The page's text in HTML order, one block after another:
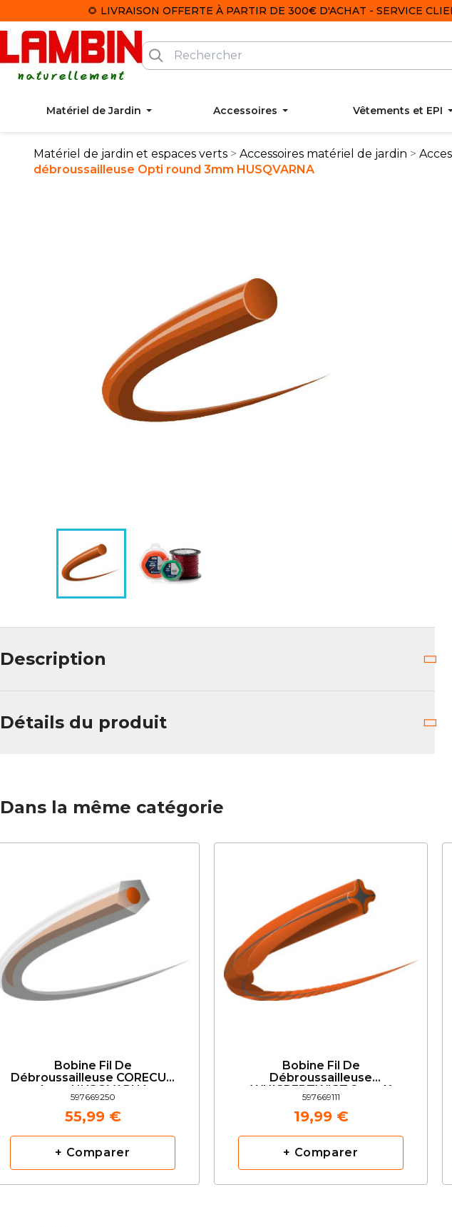
🌻 LIVRAISON OFFERTE À PARTIR DE 300€ D'ACHAT - SERVICE
Matériel de Jardin Accessoires Vêtements et EPI
Matériel de jardin et espaces verts Accessoires matériel de jardin
débroussailleuse Opti round 3mm HUSQVARNA
Description
Détails du produit
Dans la même catégorie
Bobine Fil De
Débroussailleuse CORECUT
4mm HUSQVARNA
597669250
55,99 €
+ Comparer
Bobine Fil De
Débroussailleuse
WHISPERTWIST 2mm X
112m HUSQVARNA
597669111
19,99 €
+ Comparer